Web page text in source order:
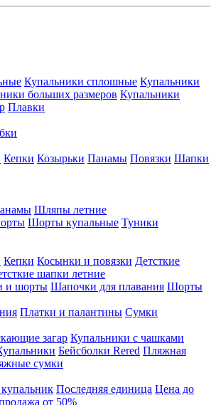
Купальники сплошные Купальники
больших размеров Купальники
Плавки
Кепки Козырьки Панамы Повязки Шапки
Шляпы летние
Шорты купальные Туники
Кепки Косынки и повязки Детсткие
шапки летние
и шорты Шапочки для плавания Шорты
Платки и палантины Сумки
загар Купальники с чашками
Бейсболки Rered Пляжная
сумки
Последняя единица Цена до
от 50%